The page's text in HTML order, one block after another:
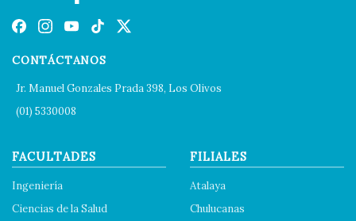
CONTÁCTANOS
Jr. Manuel Gonzales Prada 398, Los Olivos
(01) 5330008
FACULTADES
Ingeniería
Ciencias de la Salud
FILIALES
Atalaya
Chulucanas